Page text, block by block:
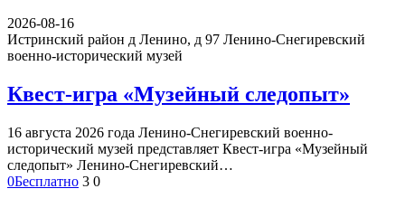
2026-08-16
Истринский район д Ленино, д 97 Ленино-Снегиревский
военно-исторический музей
Квест-игра «Музейный следопыт»
16 августа 2026 года Ленино-Снегиревский военно-
исторический музей представляет Квест-игра «Музейный
следопыт» Ленино-Снегиревский…
0Бесплатно 3 0